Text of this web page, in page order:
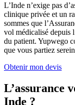
L’Inde n’exige pas
clinique privée et un
sommes que
vol médicalisé depuis
du patient. Yupwego
que vous partiez
Obtenir mon devis
L’assurance
Inde ?